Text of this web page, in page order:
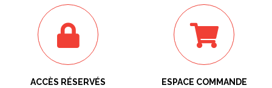
ACCÈS RÉSERVÉS ESPACE COMMANDE